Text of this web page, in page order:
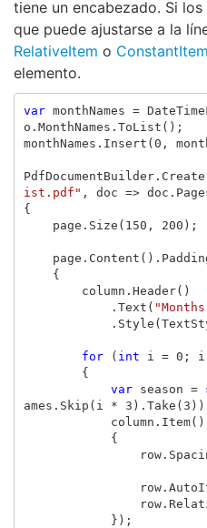
tiene un encabezado. Si
que puede ajustarse a la
RelativeItem o ConstantItem
elemento.
var monthNames =
o . MonthNames . ToList ();
monthNames . Insert ( 0 ,
PdfDocumentBuilder. Create
ist.pdf" , doc => doc .
{
page . Size ( 150 , 200 );
page . Content ().
{
column . Header()
. Text (
. Style (
for ( int i = 0 ; i
{
var
season =
ames . Skip ( i * 3 ). Take ( 3
column . Item
{
row.
row.
row.
});